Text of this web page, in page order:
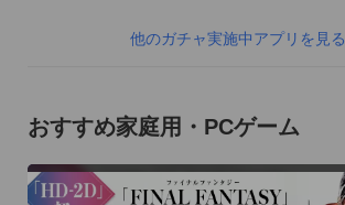
他のガチャ実施中アプリを見る
おすすめ家庭用・PCゲーム